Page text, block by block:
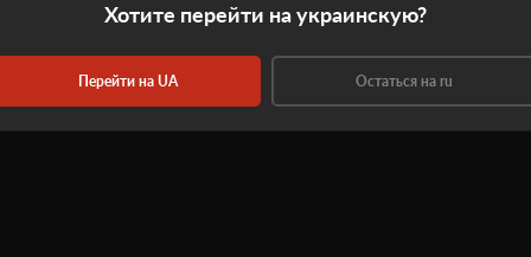
Хотите перейти на украинскую?
Перейти на UA Остаться на ru